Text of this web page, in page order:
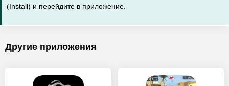
(Install) и перейдите в приложение.
Другие приложения